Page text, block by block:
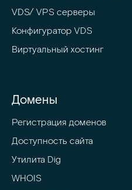
VDS/ VPS серверы
Конфигуратор VDS
Виртуальный хостинг
Домены
Регистрация доменов
Доступность сайта
Утилита Dig
WHOIS